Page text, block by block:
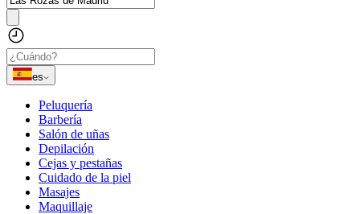
es
Peluquería
Barbería
Salón de uñas
Depilación
Cejas y pestañas
Cuidado de la piel
Masajes
Maquillaje